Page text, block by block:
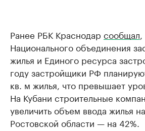
Ранее РБК Краснодар сообщал
Национального объединения
жилья и Единого ресурса
году застройщики РФ
кв. м жилья, что превышает
На Кубани строительные
увеличить объем ввода жилья
Ростовской области — на 42%.